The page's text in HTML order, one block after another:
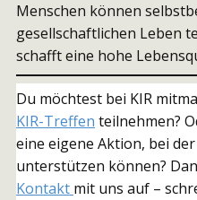
Menschen können
gesellschaftlichen Leben
schafft eine hohe
Du möchtest bei KIR
KIR-Treffen teilnehmen?
eine eigene Aktion, bei
unterstützen können?
Kontakt mit uns auf –